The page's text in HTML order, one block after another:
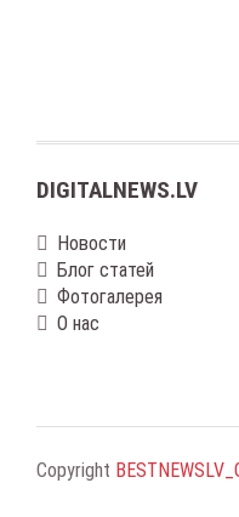
DIGITALNEWS.LV
Новости
Блог статей
Фотогалерея
О нас
Copyright